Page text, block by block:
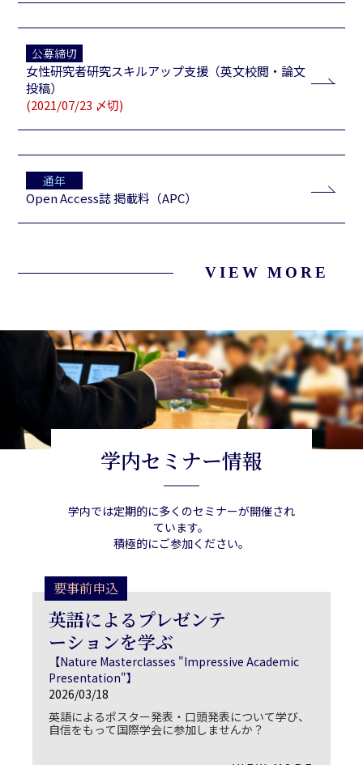
公募締切
女性研究者研究スキルアップ支援（英文校閲・論文
投稿）
(2021/07/23 〆切)
通年
Open Access誌 掲載料（APC）
VIEW MORE
学内セミナー情報
学内では定期的に多くのセミナーが開催され
ています。
積極的にご参加ください。
要事前申込
英語によるプレゼンテ
ーションを学ぶ
【Nature Masterclasses "Impressive Academic
Presentation"】
2026/03/18
英語によるポスター発表・口頭発表について学び、
自信をもって国際学会に参加しませんか？